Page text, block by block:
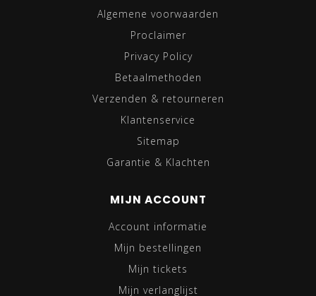
Algemene voorwaarden
Proclaimer
Privacy Policy
Betaalmethoden
Verzenden & retourneren
Klantenservice
Sitemap
Garantie & Klachten
MIJN ACCOUNT
Account informatie
Mijn bestellingen
Mijn tickets
Mijn verlanglijst